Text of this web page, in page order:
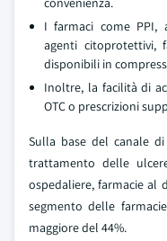
I farmaci come PPI,
agenti citoprotettivi,
disponibili in
Inoltre, la facilità di
OTC o prescrizioni
Sulla base del canale
trattamento delle
ospedaliere, farmacie al
segmento delle
maggiore del 44%.